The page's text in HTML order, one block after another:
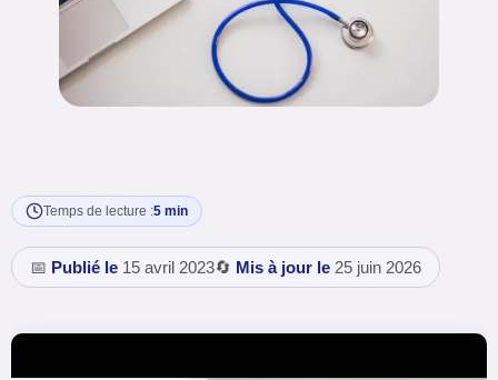
Temps de lecture :5 min
📅 Publié le 15 avril 2023🔄 Mis à jour le 25 juin 2026